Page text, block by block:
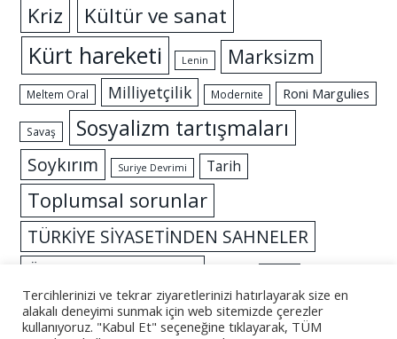
Kriz Kültür ve sanat
Kürt hareketi Lenin Marksizm
Meltem Oral Milliyetçilik Modernite Roni Margulies
Savaş Sosyalizm tartışmaları
Soykırım Suriye Devrimi Tarih
Toplumsal sorunlar
TÜRKİYE SİYASETİNDEN SAHNELER
Özgürlük mücadelesi
Tercihlerinizi ve tekrar ziyaretlerinizi hatırlayarak size en
alakalı deneyimi sunmak için web sitemizde çerezler
kullanıyoruz. "Kabul Et" seçeneğine tıklayarak, TÜM